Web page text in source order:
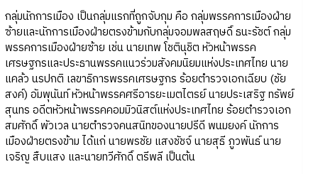
กลุ่มนักการเมือง เป็นกลุ่มแรกที่ถูกจับกุม คือ กลุ่มพรรคการเมืองฝ่าย
ซ้ายและนักการเมืองฝ่ายตรงข้ามกับกลุ่มจอมพลสฤษดิ์ ธนะรัชต์ กลุ่ม
พรรคการเมืองฝ่ายซ้าย เช่น นายเทพ โชตินุชิต หัวหน้าพรรค
เศรษฐกรและประธานพรรคแนวร่วมสังคมนิยมแห่งประเทศไทย นาย
แคล้ว นรปกติ เลขาธิการพรรคเศรษฐกร ร้อยตำรวจเอกเฉียบ (ชัย
สงค์) อัมพุนันท์ หัวหน้าพรรคศรีอารยะเมตไตรย์ นายประเสริฐ ทรัพย์
สุนทร อดีตหัวหน้าพรรคคอมมิวนิสต์แห่งประเทศไทย ร้อยตำรวจเอก
สมศักดิ์ พัวเวล นายตำรวจคนสนิทของนายปรีดี พนมยงค์ นักการ
เมืองฝ่ายตรงข้าม ได้แก่ นายพรชัย แสงชัชจ์ นายสุธี ภูวพันธ์ นาย
เจริญ สืบแสง และนายทวีศักดิ์ ตรีพลี เป็นต้น